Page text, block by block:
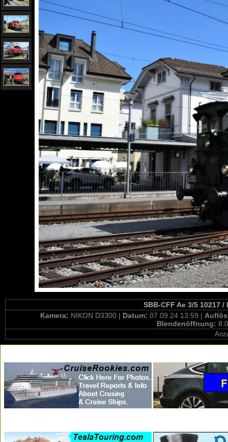
SBB-CFF Ae 3/5 10217
Kamera: NIKON D3300 | Datum: 07.09.24 13:59 |
Blendenöffnung: